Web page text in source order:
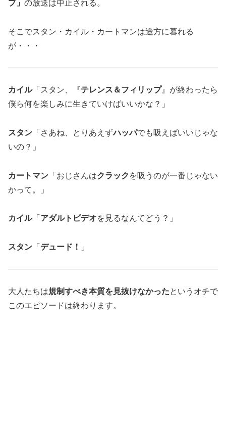
プ」 の放送は中止される。
そこでスタン・カイル・カートマンは途方に暮れる
が・・・
カイル「スタン、『テレンス＆フィリップ』が終わったら
僕ら何を楽しみに生きていけばいいかな？」
スタン 「さあね、とりあえずハッパでも吸えばいいじゃな
いの？」
カートマン 「おじさんはクラック を吸うのが一番じゃない
かって。」
カイル「 アダルトビデオを見るなんてどう？」
スタン 「 デュード！ 」
大人たちは規制すべき本質を見抜けなかったというオチで
このエピソードは終わります。